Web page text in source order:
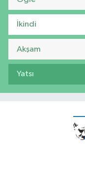
İkindi
Akşam
Yatsı